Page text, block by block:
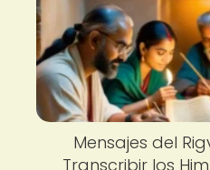
Mensajes del
Transcribir los